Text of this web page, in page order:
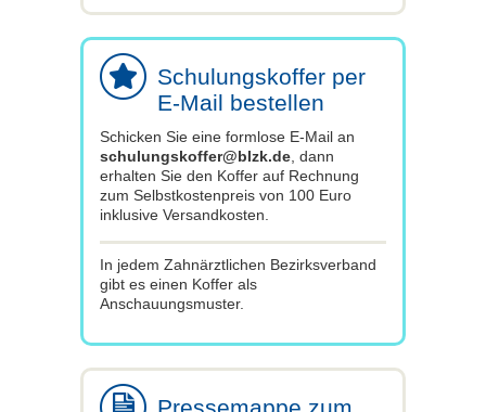
Schulungskoffer per
E-Mail bestellen
Schicken Sie eine formlose E-Mail an
schulungskoffer@blzk.de , dann
erhalten Sie den Koffer auf Rechnung
zum Selbstkostenpreis von 100 Euro
inklusive Versandkosten.
In jedem Zahnärztlichen Bezirksverband
gibt es einen Koffer als
Anschauungsmuster.